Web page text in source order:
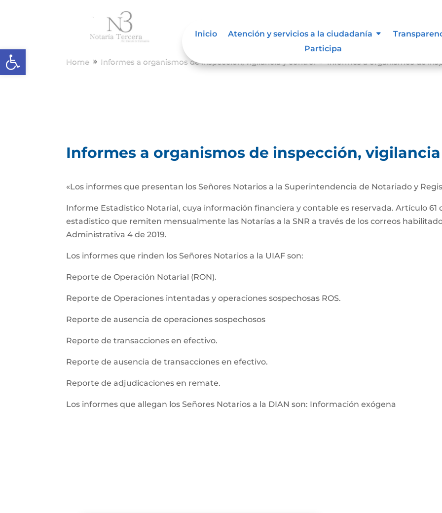
Abrir barra de herramientas
Inicio Atención y servicios a la ciudadanía
Participa
Home 9 Informes a organismos de inspección, vigilancia y control Informes a organismos de
Informes a organismos de inspección,
«Los informes que presentan los Señores Notarios a la Superintendencia de Notariado y
Informe Estadistico Notarial, cuya información financiera y contable es reservada. Artículo 61
estadistico que remiten mensualmente las Notarías a la SNR a través de los correos
Administrativa 4 de 2019.
Los informes que rinden los Señores Notarios a la UIAF son:
Reporte de Operación Notarial (RON).
Reporte de Operaciones intentadas y operaciones sospechosas ROS.
Reporte de ausencia de operaciones sospechosos
Reporte de transacciones en efectivo.
Reporte de ausencia de transacciones en efectivo.
Reporte de adjudicaciones en remate.
Los informes que allegan los Señores Notarios a la DIAN son: Información exógena